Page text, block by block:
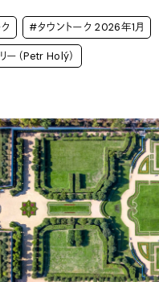
#タウントーク 2026年1月
ー（Petr Holý）